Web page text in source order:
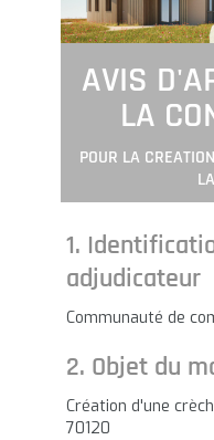
AVIS
LA
POUR LA
1.
adjudicateur
Communauté de
2. Objet du
Création d'une
70120